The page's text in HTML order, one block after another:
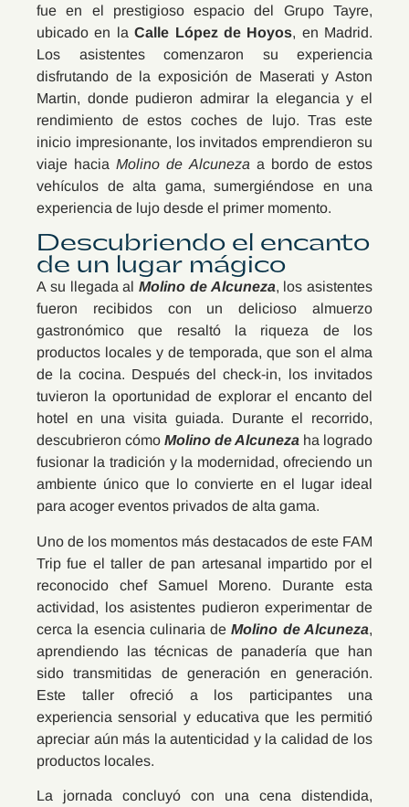
fue en el prestigioso espacio del Grupo Tayre,
ubicado en laCalle López de Hoyos, en Madrid.
Los asistentes comenzaron su experiencia
disfrutando de la exposición de Maserati y Aston
Martin, donde pudieron admirar la elegancia y el
rendimiento de estos coches de lujo. Tras este
inicio impresionante, los invitados emprendieron su
viaje haciaMolino de Alcuneza a bordo de estos
vehículos de alta gama, sumergiéndose en una
experiencia de lujo desde el primer momento.
Descubriendo el encanto
de un lugar mágico
A su llegada al Molino de Alcuneza, los asistentes
fueron recibidos con un delicioso almuerzo
gastronómico que resaltó la riqueza de los
productos locales y de temporada, que son el alma
de la cocina. Después del check-in, los invitados
tuvieron la oportunidad de explorar el encanto del
hotel en una visita guiada. Durante el recorrido,
descubrieron cómo Molino de Alcuneza ha logrado
fusionar la tradición y la modernidad, ofreciendo un
ambiente único que lo convierte en el lugar ideal
para acoger eventos privados de alta gama.
Uno de los momentos más destacados de este FAM
Trip fue el taller de pan artesanal impartido por el
reconocido chef Samuel Moreno. Durante esta
actividad, los asistentes pudieron experimentar de
cerca la esencia culinaria de Molino de Alcuneza,
aprendiendo las técnicas de panadería que han
sido transmitidas de generación en generación.
Este taller ofreció a los participantes una
experiencia sensorial y educativa que les permitió
apreciar aún más la autenticidad y la calidad de los
productos locales.
La jornada concluyó con una cena distendida,